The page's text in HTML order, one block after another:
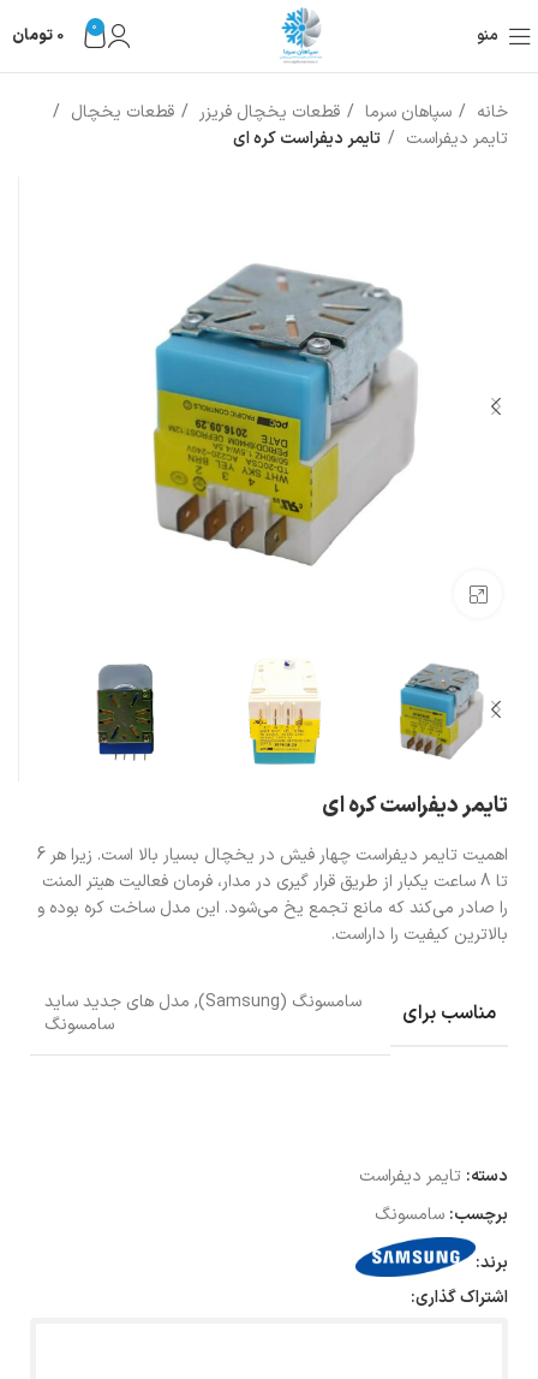
منو 0
0 تومان
خانه سپاهان سرما قطعات یخچال فریزر
قطعات یخچال
تایمر دیفراست
تایمر دیفراست کره ای
تایمر دیفراست کره ای
اهمیت تایمر دیفراست چهار فیش در یخچال بسیار بالا است. زیرا هر 6
تا 8 ساعت یکبار از طریق قرار گیری در مدار، فرمان فعالیت هیتر المنت
را صادر می‌کند که مانع تجمع یخ می‌شود. این مدل ساخت کره بوده و
بالاترین کیفیت را داراست.
مناسب برای
سامسونگ (Samsung), مدل های جدید ساید
سامسونگ
دسته: تایمر دیفراست
برچسب: سامسونگ
برند:
اشتراک گذاری: